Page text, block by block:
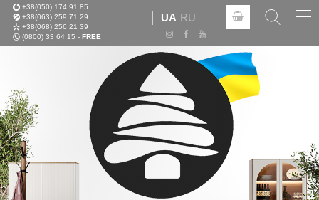
+38(050) 174 91 85
+38(063) 259 71 29
+38(068) 256 21 39
(0800) 33 64 15 - FREE
UA RU